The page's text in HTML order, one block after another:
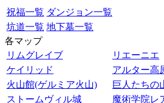
祝福一覧 ダンジョン一覧
坑道一覧 地下墓一覧
各マップ
リムグレイブ
リエーニエ
ケイリッド
アルター高
火山館(ゲルミア火山)
巨人たちの
ストームヴィル城
魔術学院レ